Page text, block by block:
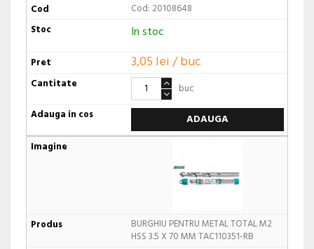
Cod: 20108648
In stoc
3,05 lei / buc
buc
ADAUGA
BURGHIU PENTRU METAL TOTAL M2
HSS 3.5 X 70 MM TAC110351-RB